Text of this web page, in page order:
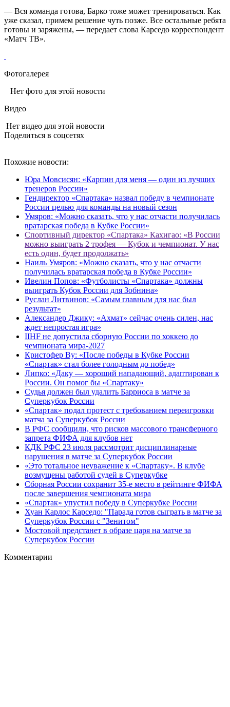
— Вся команда готова, Барко тоже может тренироваться. Как
уже сказал, примем решение чуть позже. Все остальные ребята
готовы и заряжены, — передает слова Карседо корреспондент
«Матч ТВ».
Фотогалерея
Нет фото для этой новости
Видео
Нет видео для этой новости
Поделиться в соцсетях
Похожие новости:
Юра Мовсисян: «Карпин для меня — один из лучших
тренеров России»
Гендиректор «Спартака» назвал победу в чемпионате
России целью для команды на новый сезон
Умяров: «Можно сказать, что у нас отчасти получилась
вратарская победа в Кубке России»
Спортивный директор «Спартака» Кахигао: «В России
можно выиграть 2 трофея — Кубок и чемпионат. У нас
есть один, будет продолжать»
Наиль Умяров: «Можно сказать, что у нас отчасти
получилась вратарская победа в Кубке России»
Ивелин Попов: «Футболисты «Спартака» должны
выиграть Кубок России для Зобнина»
Руслан Литвинов: «Самым главным для нас был
результат»
Александер Джику: «Ахмат» сейчас очень силен, нас
ждет непростая игра»
IIHF не допустила сборную России по хоккею до
чемпионата мира‑2027
Кристофер Ву: «После победы в Кубке России
«Спартак» стал более голодным до побед»
Липко: «Даку — хороший нападающий, адаптирован к
России. Он помог бы «Спартаку»
Судья должен был удалить Барриоса в матче за
Суперкубок России
«Спартак» подал протест с требованием переигровки
матча за Суперкубок России
В РФС сообщили, что рисков массового трансферного
запрета ФИФА для клубов нет
КДК РФС 23 июля рассмотрит дисциплинарные
нарушения в матче за Суперкубок России
«Это тотальное неуважение к «Спартаку». В клубе
возмущены работой судей в Суперкубке
Сборная России сохранит 35-е место в рейтинге ФИФА
после завершения чемпионата мира
«Спартак» упустил победу в Суперкубке России
Хуан Карлос Карседо: "Парада готов сыграть в матче за
Суперкубок России с "Зенитом"
Мостовой предстанет в образе царя на матче за
Суперкубок России
Комментарии